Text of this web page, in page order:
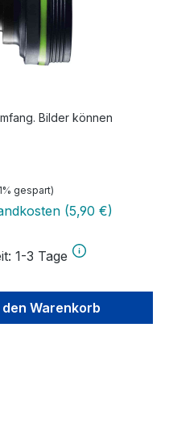
Bilder können
gespart)
(5,90 €)
1-3 Tage
den
den Warenkorb